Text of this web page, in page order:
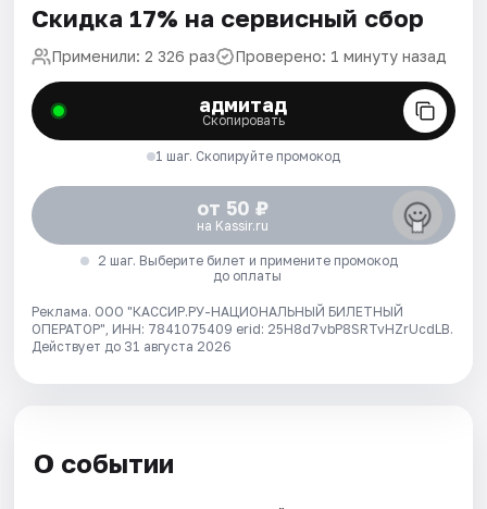
Скидка 17% на сервисный сбор
Применили: 2 326 раз Проверено: 1 минуту назад
адмитад
Скопировать
1 шаг. Скопируйте промокод
от 50 ₽
на Kassir.ru
2 шаг. Выберите билет и примените промокод
до оплаты
Реклама. ООО "КАССИР.РУ-НАЦИОНАЛЬНЫЙ БИЛЕТНЫЙ
ОПЕРАТОР", ИНН: 7841075409 erid: 25H8d7vbP8SRTvHZrUcdLB.
Действует до 31 августа 2026
О событии